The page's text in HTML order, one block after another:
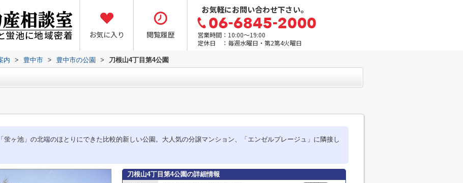
お気に入り 閲覧履歴
お気軽にお問い合わせ下さい。
営業時間：10:00～19:00
定休日 ：毎週水曜日・第2第4火曜日
内 > 豊中市 > 豊中市の公園 > 刀根山4丁目第4公園
蛍ヶ池」の北端のほとりにできた比較的新しい公園。大人気の分譲マンション、「エンゼルプレージュ」に隣接し
刀根山4丁目第4公園の詳細情報